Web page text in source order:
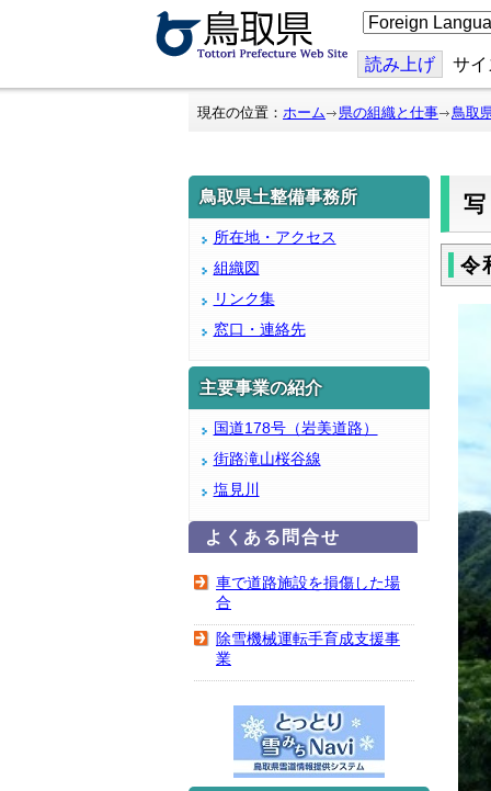
こ
の
ジ
を
翻
読み上げ サ
現在の位置： ホーム 県の組織と仕事 鳥取
鳥取県土整備事務所
所在地・アクセス
組織図
リンク集
窓口・連絡先
主要事業の紹介
国道178号（岩美道路）
街路滝山桜谷線
塩見川
よくある問合せ
車で道路施設を損傷した場
合
除雪機械運転手育成支援事
業
令